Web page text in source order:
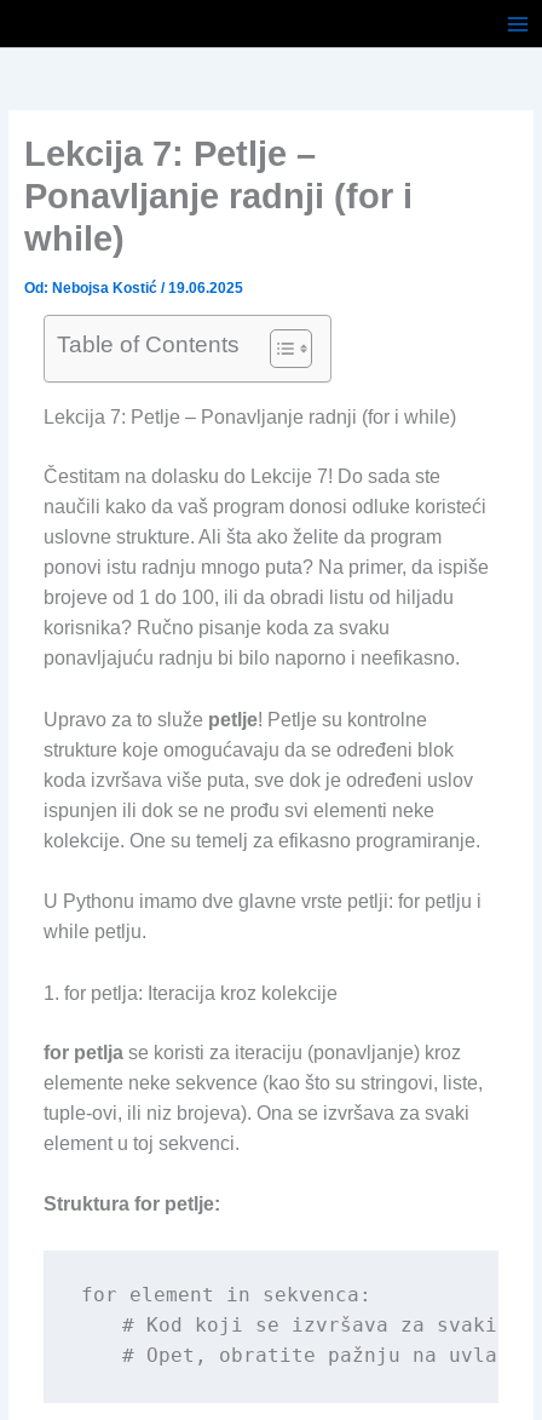
Lekcija 7: Petlje –
Ponavljanje radnji (for i
while)
Od: Nebojsa Kostić /19.06.2025
Table of Contents
Lekcija 7: Petlje – Ponavljanje radnji (for i while)
Čestitam na dolasku do Lekcije 7! Do sada ste
naučili kako da vaš program donosi odluke koristeći
uslovne strukture. Ali šta ako želite da program
ponovi istu radnju mnogo puta? Na primer, da ispiše
brojeve od 1 do 100, ili da obradi listu od hiljadu
korisnika? Ručno pisanje koda za svaku
ponavljajuću radnju bi bilo naporno i neefikasno.
Upravo za to služe petlje! Petlje su kontrolne
strukture koje omogućavaju da se određeni blok
koda izvršava više puta, sve dok je određeni uslov
ispunjen ili dok se ne prođu svi elementi neke
kolekcije. One su temelj za efikasno programiranje.
U Pythonu imamo dve glavne vrste petlji: for petlju i
while petlju.
1. for petlja: Iteracija kroz kolekcije
for petljase koristi za iteraciju (ponavljanje) kroz
elemente neke sekvence (kao što su stringovi, liste,
tuple-ovi, ili niz brojeva). Ona se izvršava za svaki
element u toj sekvenci.
Struktura for petlje:
for element in sekvenca:
# Kod koji se izvršava za svaki
# Opet, obratite pažnju na